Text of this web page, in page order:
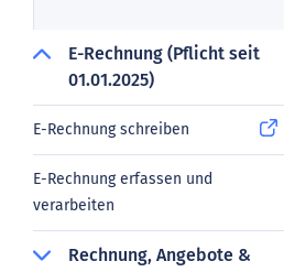
E-Rechnung (Pflicht seit
01.01.2025)
E-Rechnung schreiben
E-Rechnung erfassen und
verarbeiten
Rechnung, Angebote &